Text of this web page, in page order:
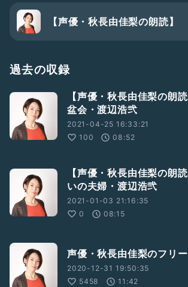
出されております。
「2000年のゲーム・キッズ」より。
【声優・秋長由佳梨の朗読】
過去の収録
【声優・秋長由佳梨の朗
盆会・渡辺浩弐
2021-04-25 16:33:21
100
08:52
【声優・秋長由佳梨の朗
いの夫婦・渡辺浩弐
2021-01-03 21:16:35
0
08:15
声優・秋長由佳梨のフリ
2020-12-31 19:50:35
5458
11:42